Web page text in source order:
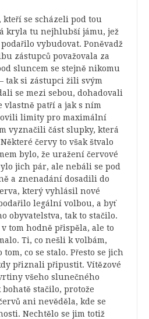
kteří se scházeli pod tou
kryla tu nejhlubší jámu, jež
vybudovat. Poněvadž
zástupců považovala za
sluncem se stejně nikomu
tak si zástupci žili svým
se mezi sebou, dohadovali
vlastně patří a jak s ním
limity pro maximální
vyznačili část slupky, která
červy to však štvalo
bylo, že uražení červové
jich pár, ale nebáli se pod
a znenadání dosadili do
který vyhlásil nové
legální volbou, a byť
obyvatelstva, tak to stačilo.
tom hodně přispěla, ale to
Ti, co nešli k volbám,
co se stalo. Přesto se jich
přiznali připustit. Vítězové
všeho slunečného
bohatě stačilo, protože
ani nevěděla, kde se
Nechtělo se jim totiž